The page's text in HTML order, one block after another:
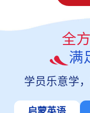
全
满
学员乐意学